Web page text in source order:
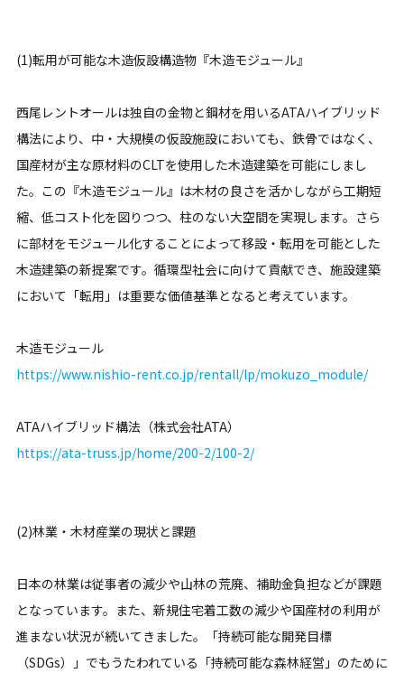
(1)転用が可能な木造仮設構造物『木造モジュール』
西尾レントオールは独自の金物と鋼材を用いるATAハイブリッド
構法により、中・大規模の仮設施設においても、鉄骨ではなく、
国産材が主な原材料のCLTを使用した木造建築を可能にしまし
た。この『木造モジュール』は木材の良さを活かしながら工期短
縮、低コスト化を図りつつ、柱のない大空間を実現します。さら
に部材をモジュール化することによって移設・転用を可能とした
木造建築の新提案です。循環型社会に向けて貢献でき、施設建築
において「転用」は重要な価値基準となると考えています。
木造モジュール
https://www.nishio-rent.co.jp/rentall/lp/mokuzo_module/
ATAハイブリッド構法（株式会社ATA）
https://ata-truss.jp/home/200-2/100-2/
(2)林業・木材産業の現状と課題
日本の林業は従事者の減少や山林の荒廃、補助金負担などが課題
となっています。また、新規住宅着工数の減少や国産材の利用が
進まない状況が続いてきました。「持続可能な開発目標
（SDGs）」でもうたわれている「持続可能な森林経営」のために